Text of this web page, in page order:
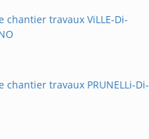
chantier travaux ViLLE-Di-
chantier travaux PRUNELLi-Di-